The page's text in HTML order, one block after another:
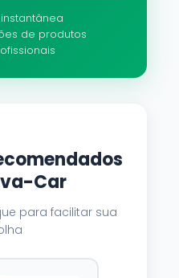
de produtos
Car
para facilitar sua